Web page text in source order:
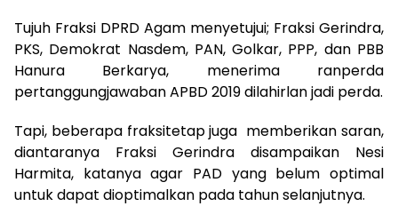
Tujuh Fraksi DPRD Agam menyetujui; Fraksi Gerindra,
PKS, Demokrat Nasdem, PAN, Golkar, PPP, dan PBB
Hanura Berkarya, menerima ranperda
pertanggungjawaban APBD 2019 dilahirlan jadi perda.
Tapi, beberapa fraksitetap juga memberikan saran,
diantaranya Fraksi Gerindra disampaikan Nesi
Harmita, katanya agar PAD yang belum optimal
untuk dapat dioptimalkan pada tahun selanjutnya.